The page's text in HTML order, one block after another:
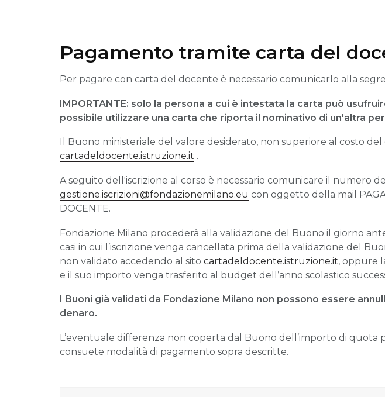
Pagamento tramite carta del
Per pagare con carta del docente è necessario comunicarlo alla
IMPORTANTE: solo la persona a cui è intestata la carta può
possibile utilizzare una carta che riporta il nominativo di un'altra
Il Buono ministeriale del valore desiderato, non superiore al costo
cartadeldocente.istruzione.it .
A seguito dell'iscrizione al corso è necessario comunicare il numero
gestione.iscrizioni@fondazionemilano.eu con oggetto della mail
DOCENTE.
Fondazione Milano procederà alla validazione del Buono il giorno
casi in cui l’iscrizione venga cancellata prima della validazione del
non validato accedendo al sito cartadeldocente.istruzione.it, oppure
e il suo importo venga trasferito al budget dell’anno scolastico
I Buoni già validati da Fondazione Milano non possono essere
denaro.
L’eventuale differenza non coperta dal Buono dell’importo di quota
consuete modalità di pagamento sopra descritte.